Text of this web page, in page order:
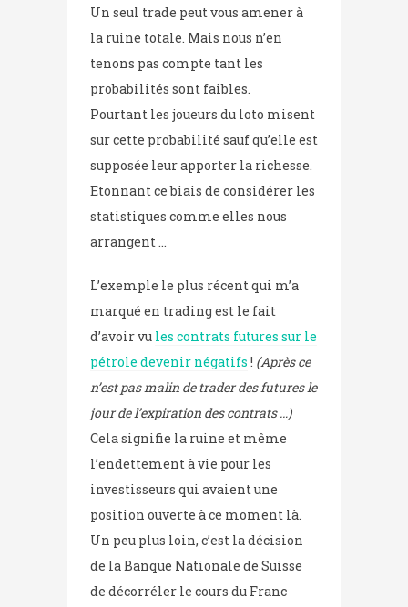
Un seul trade peut vous amener à
la ruine totale. Mais nous n’en
tenons pas compte tant les
probabilités sont faibles.
Pourtant les joueurs du loto misent
sur cette probabilité sauf qu’elle est
supposée leur apporter la richesse.
Etonnant ce biais de considérer les
statistiques comme elles nous
arrangent …
L’exemple le plus récent qui m’a
marqué en trading est le fait
d’avoir vu les contrats futures sur le
pétrole devenir négatifs ! (Après ce
n’est pas malin de trader des futures le
jour de l’expiration des contrats …)
Cela signifie la ruine et même
l’endettement à vie pour les
investisseurs qui avaient une
position ouverte à ce moment là.
Un peu plus loin, c’est la décision
de la Banque Nationale de Suisse
de décorréler le cours du Franc